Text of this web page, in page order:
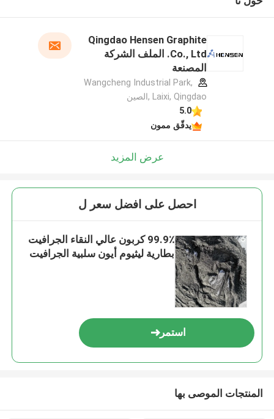
Qingdao Hensen Graphite
Co., Ltd. الملف الشركة
المصنعة
Wangcheng Industrial Park,
Laixi, Qingdao ,الصين
5.0
يدقّق ممون
عرض المزيد
احصل على افضل سعر ل
99.9٪ كربون عالي النقاء الجرافيت
بطارية ليثيوم أيون سلبية الجرافيت
استمر
المنتجات الموصى بها